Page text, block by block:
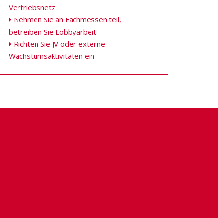
Vertriebsnetz
Nehmen Sie an Fachmessen teil,
betreiben Sie Lobbyarbeit
Richten Sie JV oder externe
Wachstumsaktivitäten ein